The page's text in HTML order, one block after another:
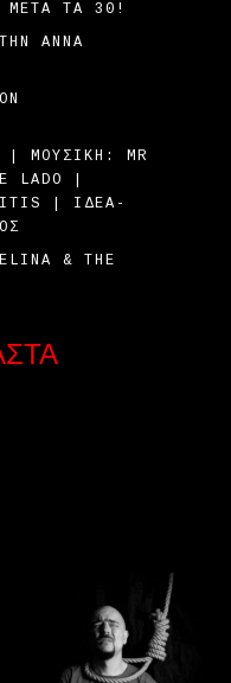
ΜΕΤΆ ΤΑ 30!
ΆΝΝΑ
| ΜΟΥΣΙΚΉ: MR
LADO |
| ΙΔΈΑ-
& THE